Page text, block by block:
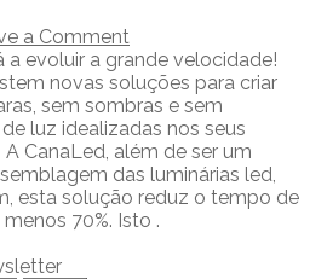
a Comment
a evoluir a grande velocidade!
novas soluções para criar
sem sombras e sem
luz idealizadas nos seus
CanaLed, além de ser um
das luminárias led,
esta solução reduz o tempo de
70%. Isto .